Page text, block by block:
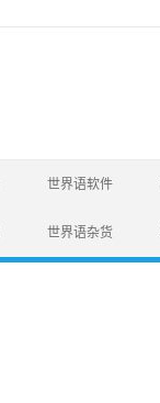
世界语软件
世界语杂货